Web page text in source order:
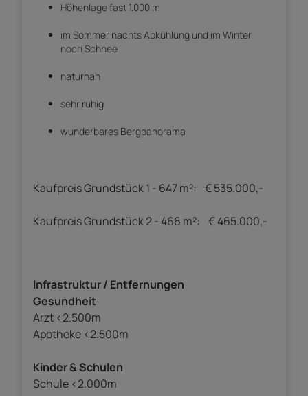
Höhenlage fast 1.000 m
im Sommer nachts Abkühlung und im Winter
noch Schnee
naturnah
sehr ruhig
wunderbares Bergpanorama
Kaufpreis Grundstück 1 - 647 m²: € 535.000,-
Kaufpreis Grundstück 2 - 466 m²: € 465.000,-
Infrastruktur / Entfernungen
Gesundheit
Arzt <2.500m
Apotheke <2.500m
Kinder & Schulen
Schule <2.000m